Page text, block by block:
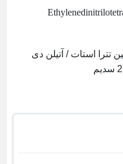
تترا استات / آتیلن دی